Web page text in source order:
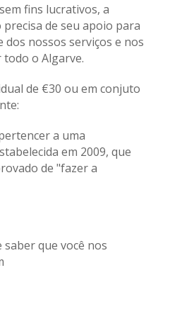
fins lucrativos, a
de seu apoio para
nossos serviços e nos
o Algarve.
de €30 ou em conjuto
a uma
em 2009, que
de "fazer a
saber que você nos